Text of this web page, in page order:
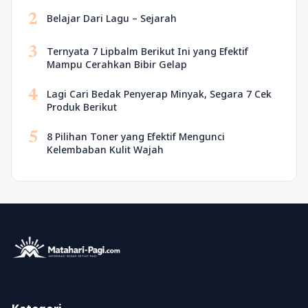
2 Belajar Dari Lagu – Sejarah
3
Ternyata 7 Lipbalm Berikut Ini yang Efektif
Mampu Cerahkan Bibir Gelap
4
Lagi Cari Bedak Penyerap Minyak, Segara 7 Cek
Produk Berikut
5
8 Pilihan Toner yang Efektif Mengunci
Kelembaban Kulit Wajah